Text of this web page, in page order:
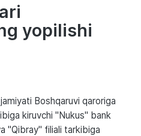
yopilishi
Boshqaruvi qaroriga
kiruvchi "Nukus" bank
"Qibray" filiali tarkibiga